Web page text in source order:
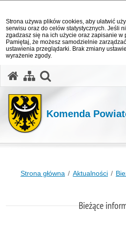
Strona używa plików cookies, aby ułatwić
serwisu oraz do celów statystycznych. Jeśli
zgadzasz się na ich użycie oraz zapisanie w
Pamiętaj, że możesz samodzielnie
ustawienia przeglądarki. Brak zmiany
wyrażenie zgody.
Komenda
Strona główna Aktualności
Bieżące